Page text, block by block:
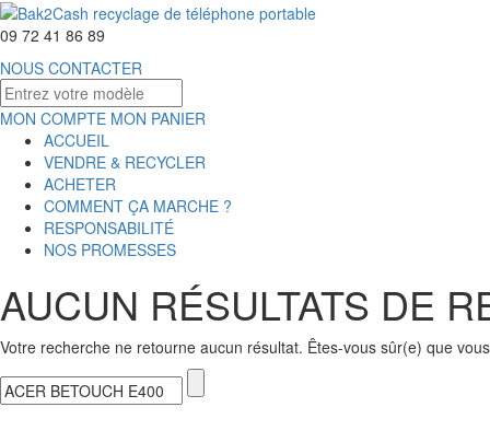
09 72 41 86 89
NOUS CONTACTER
MON COMPTE MON PANIER
ACCUEIL
VENDRE & RECYCLER
ACHETER
COMMENT ÇA MARCHE ?
RESPONSABILITÉ
NOS PROMESSES
AUCUN RÉSULTATS DE
Votre recherche ne retourne aucun résultat. Êtes-vous sûr(e) que